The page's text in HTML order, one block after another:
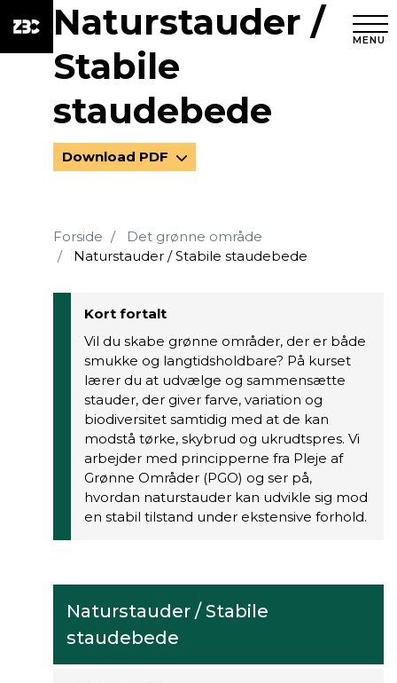
MENU
Naturstauder /
Stabile
staudebede
Download PDF
Forside
Det grønne område
Naturstauder / Stabile staudebede
Kort fortalt
Vil du skabe grønne områder, der er både
smukke og langtidsholdbare? På kurset
lærer du at udvælge og sammensætte
stauder, der giver farve, variation og
biodiversitet samtidig med at de kan
modstå tørke, skybrud og ukrudtspres. Vi
arbejder med principperne fra Pleje af
Grønne Områder (PGO) og ser på,
hvordan naturstauder kan udvikle sig mod
en stabil tilstand under ekstensive forhold.
Naturstauder / Stabile
staudebede